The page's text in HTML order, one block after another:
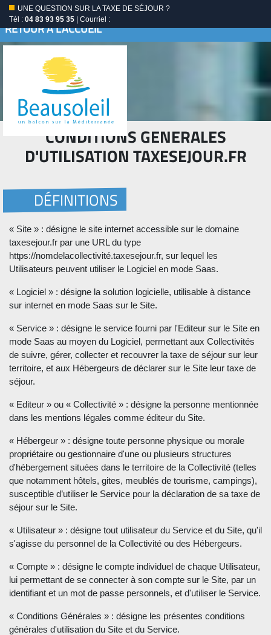
UNE QUESTION SUR LA TAXE DE SÉJOUR ?
Tél : 04 83 93 95 35 | Courriel :
RETOUR À L'ACCUEIL
CONDITIONS GENERALES
D'UTILISATION TAXESEJOUR.FR
DÉFINITIONS
« Site » : désigne le site internet accessible sur le domaine
taxesejour.fr par une URL du type
https://nomdelacollectivité.taxesejour.fr, sur lequel les
Utilisateurs peuvent utiliser le Logiciel en mode Saas.
« Logiciel » : désigne la solution logicielle, utilisable à distance
sur internet en mode Saas sur le Site.
« Service » : désigne le service fourni par l'Editeur sur le Site en
mode Saas au moyen du Logiciel, permettant aux Collectivités
de suivre, gérer, collecter et recouvrer la taxe de séjour sur leur
territoire, et aux Hébergeurs de déclarer sur le Site leur taxe de
séjour.
« Editeur » ou « Collectivité » : désigne la personne mentionnée
dans les mentions légales comme éditeur du Site.
« Hébergeur » : désigne toute personne physique ou morale
propriétaire ou gestionnaire d'une ou plusieurs structures
d'hébergement situées dans le territoire de la Collectivité (telles
que notamment hôtels, gites, meublés de tourisme, campings),
susceptible d’utiliser le Service pour la déclaration de sa taxe de
séjour sur le Site.
« Utilisateur » : désigne tout utilisateur du Service et du Site, qu'il
s'agisse du personnel de la Collectivité ou des Hébergeurs.
« Compte » : désigne le compte individuel de chaque Utilisateur,
lui permettant de se connecter à son compte sur le Site, par un
identifiant et un mot de passe personnels, et d'utiliser le Service.
« Conditions Générales » : désigne les présentes conditions
générales d'utilisation du Site et du Service.